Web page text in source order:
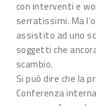
con interventi e
serratissimi. Ma
assistito ad uno
soggetti che
scambio.
Si può dire che la
Conferenza